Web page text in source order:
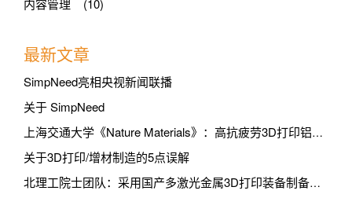
内容管理 (10)
最新文章
SimpNeed亮相央视新闻联播
关于 SimpNeed
上海交通大学《Nature Materials》：高抗疲劳3D打印铝合金
关于3D打印/增材制造的5点误解
北理工院士团队：采用国产多激光金属3D打印装备制备出高铁刹车盘